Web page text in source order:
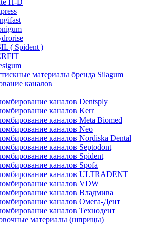
H-D
( Spident )
материалы бренда Silagum
каналов
каналов Dentsply
каналов Kerr
каналов Meta Biomed
каналов Neo
каналов Nordiska Dental
каналов Septodont
каналов Spident
каналов Spofa
каналов ULTRADENT
каналов VDW
каналов Владмива
каналов Омега-Дент
каналов Технодент
материалы (шприцы)